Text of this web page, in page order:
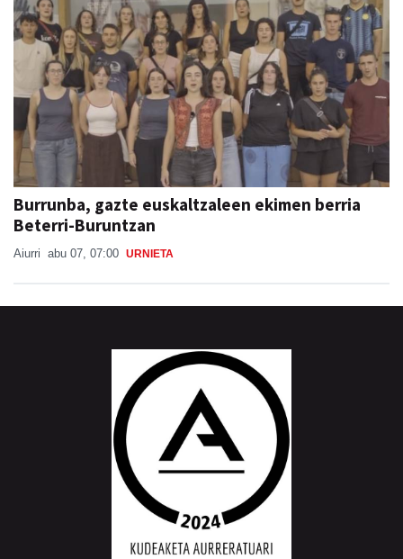
Burrunba, gazte euskaltzaleen ekimen berria
Beterri-Buruntzan
Aiurri abu 07, 07:00 URNIETA